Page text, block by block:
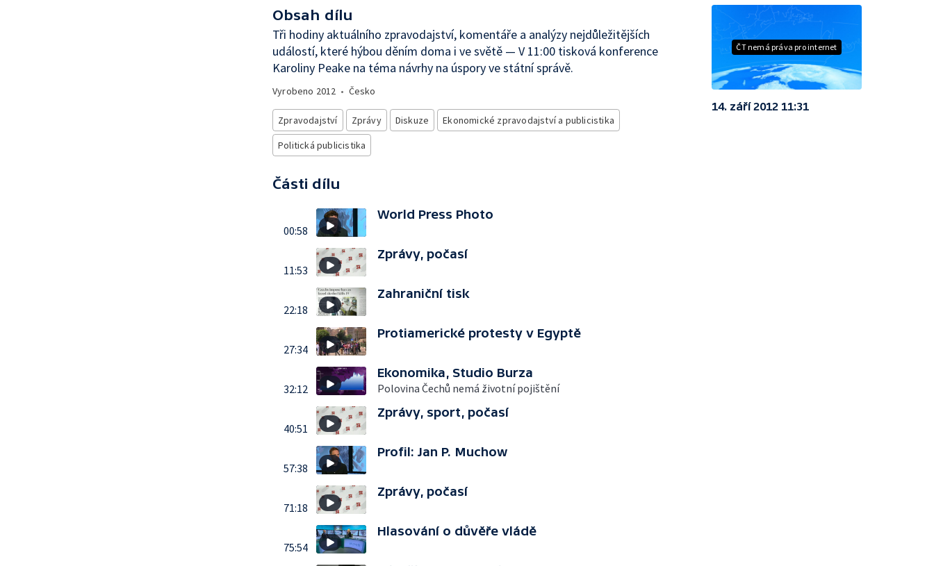
Obsah dílu
Tři hodiny aktuálního zpravodajství, komentáře a analýzy nejdůležitějších
událostí, které hýbou děním doma i ve světě — V 11:00 tisková konference
Karoliny Peake na téma návrhy na úspory ve státní správě.
Vyrobeno 2012 • Česko
Zpravodajství Zprávy Diskuze
Ekonomické zpravodajství a publicistika
Politická publicistika
Části dílu
00:58
World Press Photo
11:53
Zprávy, počasí
22:18
Zahraniční tisk
27:34
Protiamerické protesty v Egyptě
32:12
Ekonomika, Studio Burza
Polovina Čechů nemá životní pojištění
40:51
Zprávy, sport, počasí
57:38
Profil: Jan P. Muchow
71:18
Zprávy, počasí
75:54
Hlasování o důvěře vládě
ČT nemá práva pro internet
14. září 2012 11:31